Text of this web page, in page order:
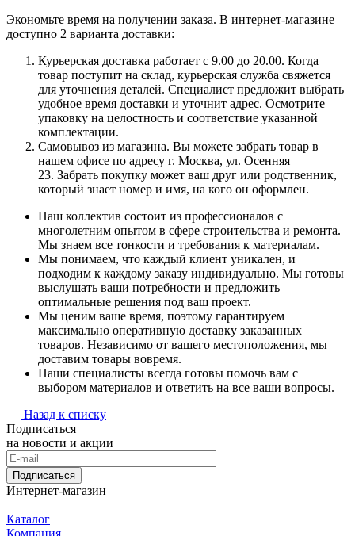
Экономьте время на получении заказа. В интернет-магазине
доступно 2 варианта доставки:
Курьерская доставка работает с 9.00 до 20.00. Когда
товар поступит на склад, курьерская служба свяжется
для уточнения деталей. Специалист предложит выбрать
удобное время доставки и уточнит адрес. Осмотрите
упаковку на целостность и соответствие указанной
комплектации.
Самовывоз из магазина. Вы можете забрать товар в
нашем офисе по адресу г. Москва, ул. Осенняя
23. Забрать покупку может ваш друг или родственник,
который знает номер и имя, на кого он оформлен.
Наш коллектив состоит из профессионалов с
многолетним опытом в сфере строительства и ремонта.
Мы знаем все тонкости и требования к материалам.
Мы понимаем, что каждый клиент уникален, и
подходим к каждому заказу индивидуально. Мы готовы
выслушать ваши потребности и предложить
оптимальные решения под ваш проект.
Мы ценим ваше время, поэтому гарантируем
максимально оперативную доставку заказанных
товаров. Независимо от вашего местоположения, мы
доставим товары вовремя.
Наши специалисты всегда готовы помочь вам с
выбором материалов и ответить на все ваши вопросы.
Назад к списку
Подписаться
на новости и акции
Подписаться
Интернет-магазин
Каталог
Компания